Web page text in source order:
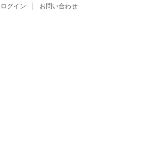
ログイン お問い合わせ